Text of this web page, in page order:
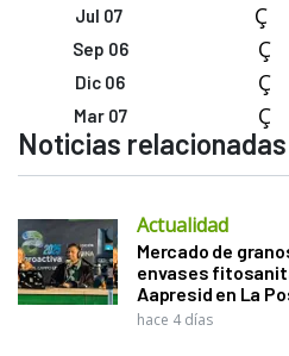
Jul 07
Ç
Sep 06
Ç
Dic 06
Ç
Mar 07
Ç
Noticias relacionadas
Actualidad
Mercado de
envases
Aapresid en La
hace 4 días